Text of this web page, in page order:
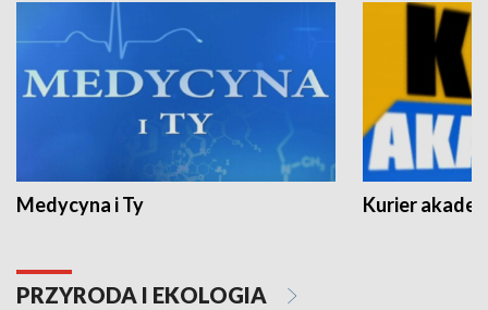
Medycyna i Ty Kurier
PRZYRODA I EKOLOGIA